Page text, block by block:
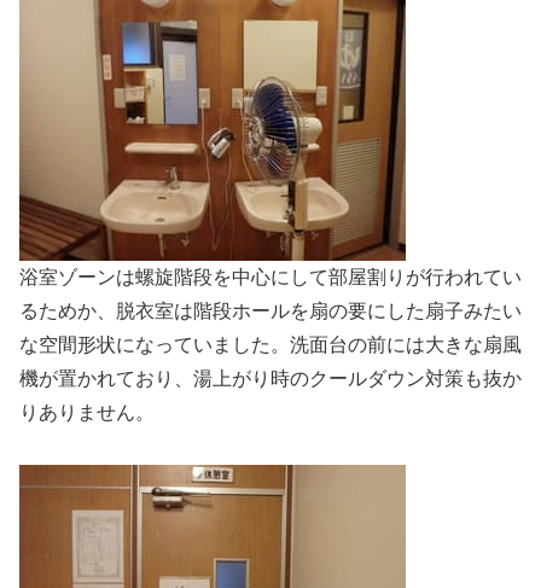
浴室ゾーンは螺旋階段を中心にして部屋割りが行われてい
るためか、脱衣室は階段ホールを扇の要にした扇子みたい
な空間形状になっていました。洗面台の前には大きな扇風
機が置かれており、湯上がり時のクールダウン対策も抜か
りありません。